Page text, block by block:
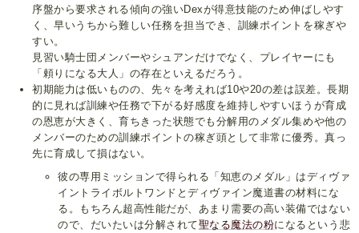
序盤から要求される傾向の強いDexが得意技能のため伸ばしやす
く、早いうちから難しい任務を担当でき、訓練ポイントを稼ぎや
すい。
見習い騎士団メンバーやシュアンだけでなく、プレイヤーにも
「頼りになる大人」の存在といえるだろう。
初期能力は低いものの、先々を考えれば10や20の差は誤差。長期
的に見れば訓練や任務で下がる好感度を維持しやすいほうが育成
の恩恵が大きく、育ちきった状態でも分解用のメダル集めや他の
メンバーのための訓練ポイントの稼ぎ頭として非常に優秀。真っ
先に育成して損はない。
彼の専用ミッションで得られる「知恵のメダル」はディヴァ
イントライボルトワンドとディヴァイン魔道書の材料にな
る。もちろん超高性能だが、あまり需要の高い装備ではない
ので、だいたいは分解されて聖なる魔法の粉になるという悲